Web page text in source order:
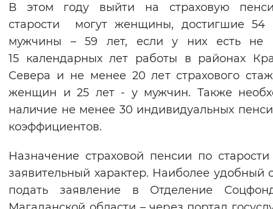
Изображения
Включены Выключены
Звуковой ассистент
Воспроизвести Остановить
Вернуть стандартные настройки
В этом году выйти на страховую
старости могут женщины, достигшие 54
мужчины – 59 лет, если у них есть не
15 календарных лет работы в районах
Севера и не менее 20 лет страхового
женщин и 25 лет - у мужчин. Также
наличие не менее 30 индивидуальных
коэффициентов.
Назначение страховой пенсии по старости
заявительный характер. Наиболее удобный
подать заявление в Отделение